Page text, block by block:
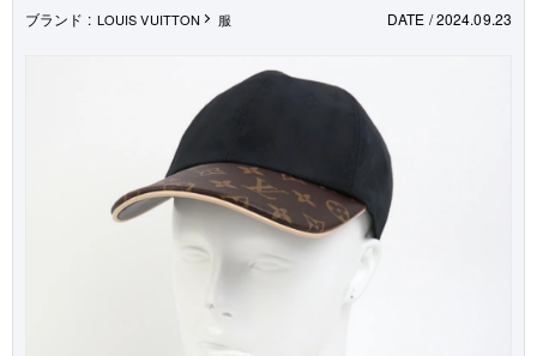
ブランド : LOUIS VUITTON 服 DATE / 2024.09.23